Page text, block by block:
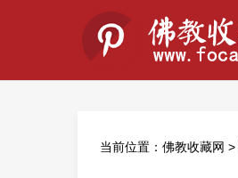
当前位置： 佛教收藏网 >